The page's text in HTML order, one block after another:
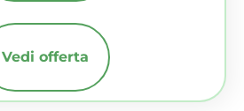
Vedi offerta